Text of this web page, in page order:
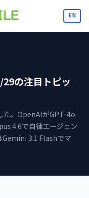
EN
29の注目トピッ
た。OpenAIがGPT-4o
4.6で自律エージェン
3.1 Flashでマ